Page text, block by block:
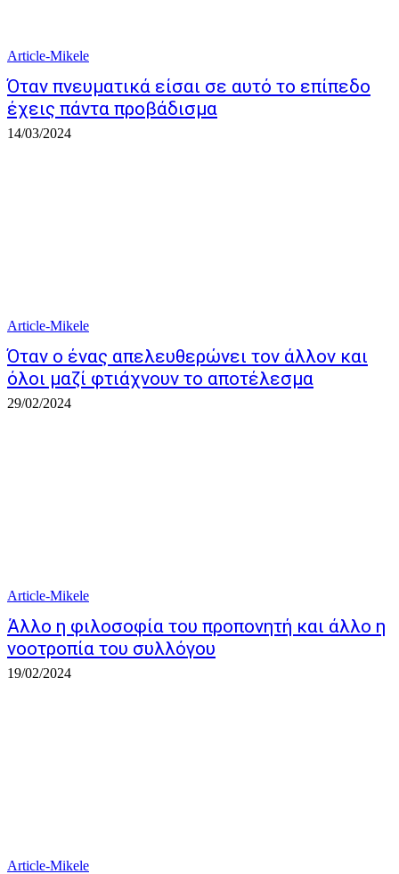
Article-Mikele
Όταν πνευματικά είσαι σε αυτό το επίπεδο
έχεις πάντα προβάδισμα
14/03/2024
Article-Mikele
Όταν ο ένας απελευθερώνει τον άλλον και
όλοι μαζί φτιάχνουν το αποτέλεσμα
29/02/2024
Article-Mikele
Άλλο η φιλοσοφία του προπονητή και άλλο η
νοοτροπία του συλλόγου
19/02/2024
Article-Mikele